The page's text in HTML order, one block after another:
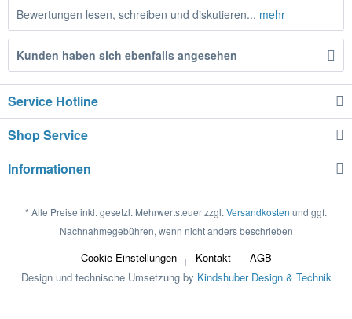
Bewertungen lesen, schreiben und diskutieren... mehr
Kunden haben sich ebenfalls angesehen
Service Hotline
Shop Service
Informationen
* Alle Preise inkl. gesetzl. Mehrwertsteuer zzgl. Versandkosten und ggf.
Nachnahmegebühren, wenn nicht anders beschrieben
Cookie-Einstellungen Kontakt
AGB
Design und technische Umsetzung by Kindshuber Design & Technik